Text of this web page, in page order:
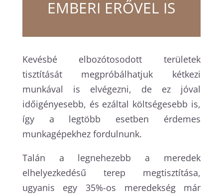
EMBERI ERŐVEL IS
Kevésbé elbozótosodott területek
tisztítását megpróbálhatjuk kétkezi
munkával is elvégezni, de ez jóval
időigényesebb, és ezáltal költségesebb is,
így a legtöbb esetben érdemes
munkagépekhez fordulnunk.
Talán a legnehezebb a meredek
elhelyezkedésű terep megtisztítása,
ugyanis egy 35%-os meredekség már